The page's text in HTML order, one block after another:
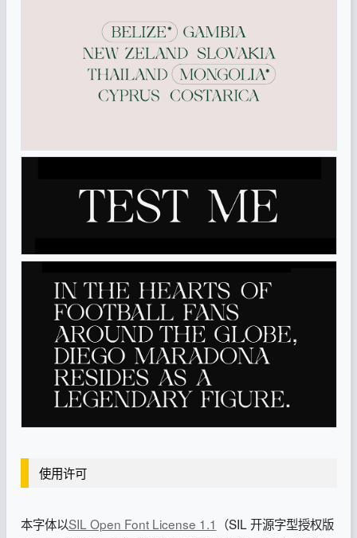
使用许可
本字体以SIL Open Font License 1.1 （SIL 开源字型授权版